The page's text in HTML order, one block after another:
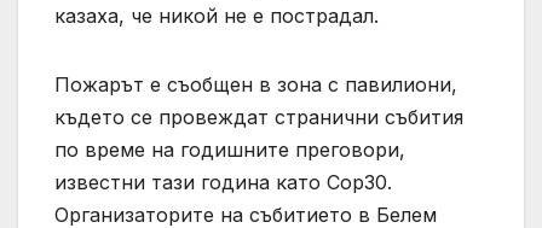
казаха, че никой не е пострадал.
Пожарът е съобщен в зона с павилиони,
където се провеждат странични събития
по време на годишните преговори,
известни тази година като Cop30.
Организаторите на събитието в Белем